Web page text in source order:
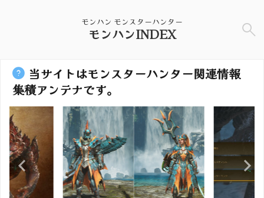
モンハン モンスターハンター
モンハンINDEX
当サイトはモンスターハンター関連情報
集積アンテナです。